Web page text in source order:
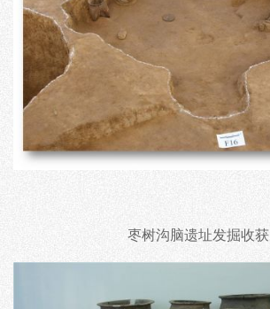
枣树沟脑遗址发掘收获